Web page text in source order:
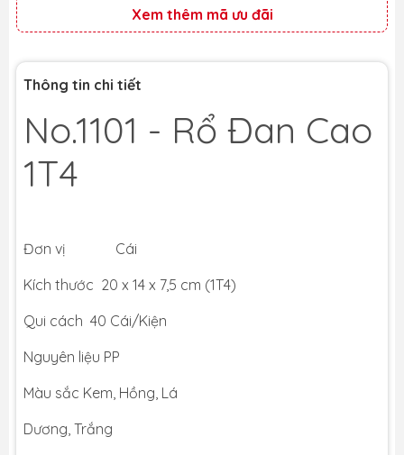
Xem thêm mã ưu đãi
Thông tin chi tiết
No.1101 - Rổ Đan Cao
1T4
Đơn vị Cái
Kích thước 20 x 14 x 7,5 cm (1T4)
Qui cách 40 Cái/Kiện
Nguyên liệu PP
Màu sắc Kem, Hồng, Lá
Dương, Trắng